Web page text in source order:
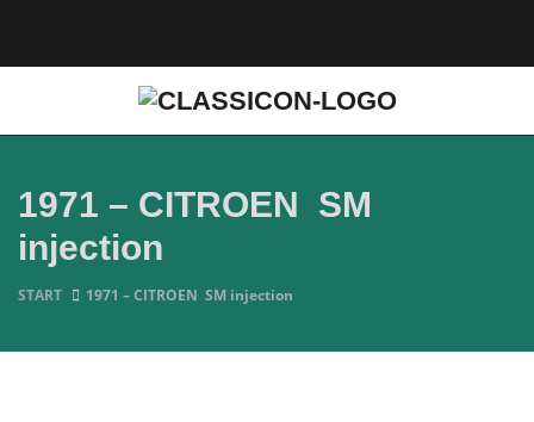
1971 – CITROEN SM
injection
START 1971 – CITROEN SM injection